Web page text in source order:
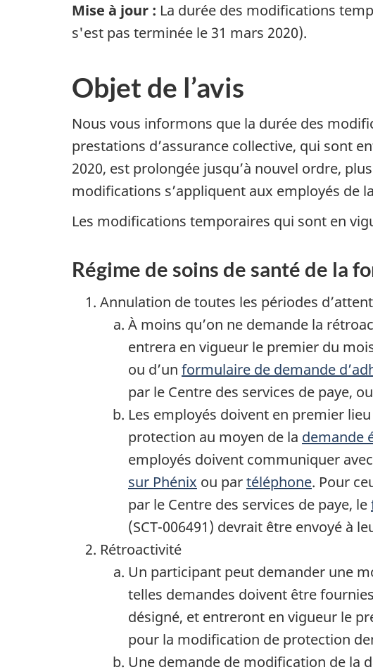
Mise à jour : La durée des modifications
s'est pas terminée le 31 mars 2020).
Objet de l’avis
Nous vous informons que la durée des
prestations d’assurance collective, qui sont
2020, est prolongée jusqu’à nouvel ordre,
modifications s’appliquent aux employés de
Les modifications temporaires qui sont en
Régime de soins de santé de la
Annulation de toutes les périodes
À moins qu’on ne demande la
entrera en vigueur le premier du
ou d’un formulaire de demande
par le Centre des services de paye,
Les employés doivent en premier
protection au moyen de la demande
employés doivent communiquer
sur Phénix ou partéléphone. Pour
par le Centre des services de paye, le
(SCT-006491) devrait être envoyé à
Rétroactivité
Un participant peut demander une
telles demandes doivent être
désigné, et entreront en vigueur le
pour la modification de protection
Une demande de modification de la